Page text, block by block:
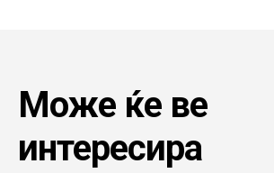
Може ќе ве
интересира